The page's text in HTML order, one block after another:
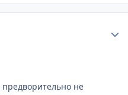
предворительно не